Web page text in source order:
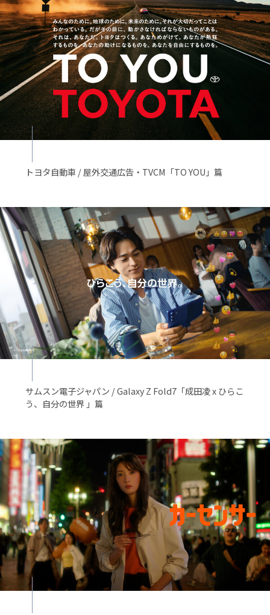
トヨタ自動車 / 屋外交通広告・TVCM「TO YOU」篇
サムスン電子ジャパン / Galaxy Z Fold7「成田凌 x ひらこ
う、自分の世界 」篇